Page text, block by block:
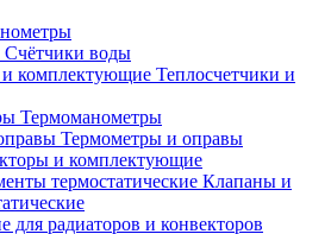
Счётчики воды
Теплосчетчики и
Термоманометры
Термометры и оправы
и комплектующие
Клапаны и